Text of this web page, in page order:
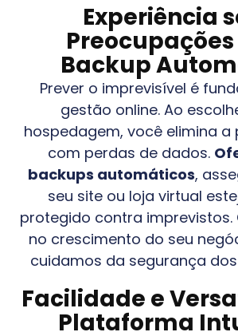
Experiência
Backup
Prever o imprevisível é
gestão online. Ao
hospedagem, você elimina
com perdas de dados.
backups automáticos,
seu site ou loja virtual
protegido contra
no crescimento do seu
cuidamos da segurança
Facilidade e
Plataforma